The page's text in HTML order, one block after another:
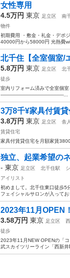
女性専用
4.5万円 東京 足立区 南
物件
初期費用 ・敷金・礼金・デポ
40000円から58000円 光熱費
北千住【全室個室/
5.8万円 東京 足立区 北
徒歩
室内リフォーム済みで全室個
-------------------------------------------...
3万8千¥家具付賃
3.8万円 東京 足立区 舎
賃貸住宅
家具付賃貸住宅を月額家賃
独立、起業希望の
- 東京 足立区 北千住駅
アイリスト
初めまして。北千住東口徒歩5
フェイシャルサロンが入って
2023年11月OPEN
3.58万円 東京 足立区
徒歩
2023年11月NEW OPENの「
武スカイツリーライン「西新